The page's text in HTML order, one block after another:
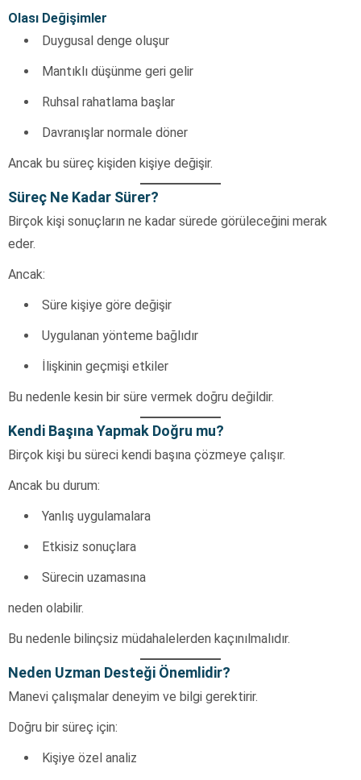
Olası Değişimler
Duygusal denge oluşur
Mantıklı düşünme geri gelir
Ruhsal rahatlama başlar
Davranışlar normale döner
Ancak bu süreç kişiden kişiye değişir.
Süreç Ne Kadar Sürer?
Birçok kişi sonuçların ne kadar sürede görüleceğini merak
eder.
Ancak:
Süre kişiye göre değişir
Uygulanan yönteme bağlıdır
İlişkinin geçmişi etkiler
Bu nedenle kesin bir süre vermek doğru değildir.
Kendi Başına Yapmak Doğru mu?
Birçok kişi bu süreci kendi başına çözmeye çalışır.
Ancak bu durum:
Yanlış uygulamalara
Etkisiz sonuçlara
Sürecin uzamasına
neden olabilir.
Bu nedenle bilinçsiz müdahalelerden kaçınılmalıdır.
Neden Uzman Desteği Önemlidir?
Manevi çalışmalar deneyim ve bilgi gerektirir.
Doğru bir süreç için:
Kişiye özel analiz